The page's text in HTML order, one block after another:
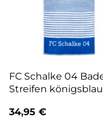
FC Schalke 04
Streifen königsblau
34,95 €